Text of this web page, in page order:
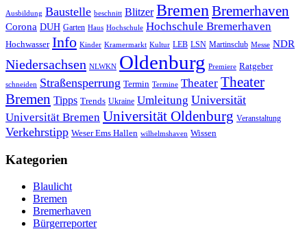
Ausbildung Baustelle beschnitt Blitzer Bremen Bremerhaven
Corona DUH Garten Haus Hochschule Hochschule Bremerhaven
Hochwasser Info Kinder Kramermarkt Kultur LEB LSN Martinsclub Messe NDR
Niedersachsen NLWKN Oldenburg Premiere Ratgeber
schneiden Straßensperrung Termin Termine Theater Theater
Bremen Tipps Trends Ukraine Umleitung Universität
Universität Bremen Universität Oldenburg Veranstaltung
Verkehrstipp Weser Ems Hallen wilhelmshaven Wissen
Kategorien
Blaulicht
Bremen
Bremerhaven
Bürgerreporter